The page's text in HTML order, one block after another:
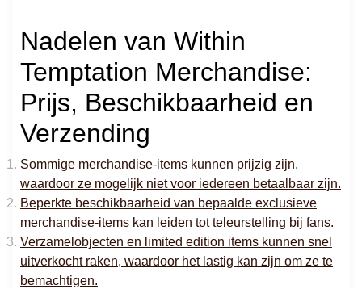
Nadelen van Within
Temptation Merchandise:
Prijs, Beschikbaarheid en
Verzending
Sommige merchandise-items kunnen prijzig zijn,
waardoor ze mogelijk niet voor iedereen betaalbaar zijn.
Beperkte beschikbaarheid van bepaalde exclusieve
merchandise-items kan leiden tot teleurstelling bij fans.
Verzamelobjecten en limited edition items kunnen snel
uitverkocht raken, waardoor het lastig kan zijn om ze te
bemachtigen.